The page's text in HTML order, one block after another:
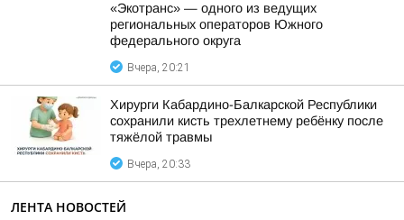
«Экотранс» — одного из ведущих
региональных операторов Южного
федерального округа
Вчера, 20:21
Хирурги Кабардино-Балкарской Республики
сохранили кисть трехлетнему ребёнку после
тяжёлой травмы
Вчера, 20:33
ЛЕНТА НОВОСТЕЙ